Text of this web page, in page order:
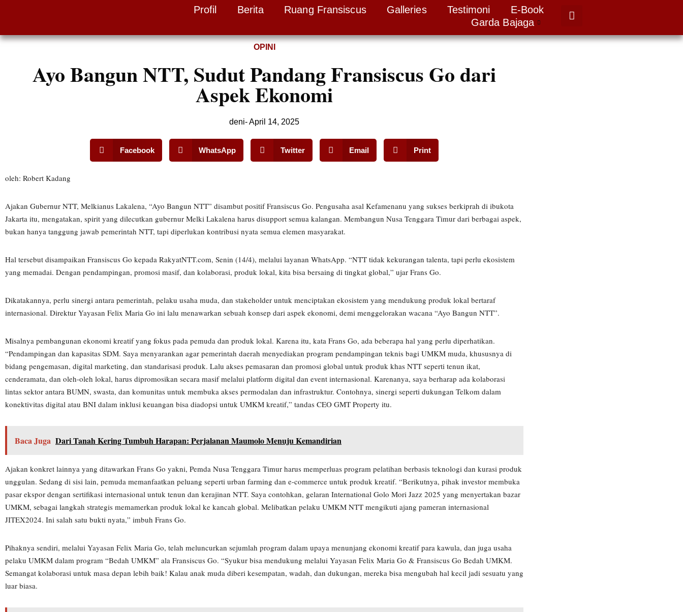
to
Profil Berita Ruang Fransiscus Galleries Testimoni
E-Book
Garda Bajaga
OPINI
Ayo Bangun NTT, Sudut Pandang Fransiscus Go dari
Aspek Ekonomi
deni-April 14, 2025
Facebook WhatsApp Twitter Email Print
oleh: Robert Kadang
Ajakan Gubernur NTT, Melkianus Lakalena, “Ayo Bangun NTT” disambut positif Fransiscus Go. Pengusaha asal Kefamenanu yang sukses berkiprah di ibukota
Jakarta itu, mengatakan, spirit yang dilecutkan gubernur Melki Lakalena harus disupport semua kalangan. Membangun Nusa Tenggara Timur dari berbagai aspek,
bukan hanya tanggung jawab pemerintah NTT, tapi diperlukan kontribusi nyata semua elemen masyarakat.
Hal tersebut disampaikan Fransiscus Go kepada RakyatNTT.com, Senin (14/4), melalui layanan WhatsApp. “NTT tidak kekurangan talenta, tapi perlu ekosistem
yang memadai. Dengan pendampingan, promosi masif, dan kolaborasi, produk lokal, kita bisa bersaing di tingkat global,” ujar Frans Go.
Dikatakannya, perlu sinergi antara pemerintah, pelaku usaha muda, dan stakeholder untuk menciptakan ekosistem yang mendukung produk lokal bertaraf
internasional. Direktur Yayasan Felix Maria Go ini lalu menawarkan sebuah konsep dari aspek ekonomi, demi menggelorakan wacana “Ayo Bangun NTT”.
Misalnya pembangunan ekonomi kreatif yang fokus pada pemuda dan produk lokal. Karena itu, kata Frans Go, ada beberapa hal yang perlu diperhatikan.
“Pendampingan dan kapasitas SDM. Saya menyarankan agar pemerintah daerah menyediakan program pendampingan teknis bagi UMKM muda, khususnya di
bidang pengemasan, digital marketing, dan standarisasi produk. Lalu akses pemasaran dan promosi global untuk produk khas NTT seperti tenun ikat,
cenderamata, dan oleh-oleh lokal, harus dipromosikan secara masif melalui platform digital dan event internasional. Karenanya, saya berharap ada kolaborasi
lintas sektor antara BUMN, swasta, dan komunitas untuk membuka akses permodalan dan infrastruktur. Contohnya, sinergi seperti dukungan Telkom dalam
konektivitas digital atau BNI dalam inklusi keuangan bisa diadopsi untuk UMKM kreatif,” tandas CEO GMT Property itu.
Baca Juga Dari Tanah Kering Tumbuh Harapan: Perjalanan Maumolo Menuju Kemandirian
Ajakan konkret lainnya yang ditawarkan Frans Go yakni, Pemda Nusa Tenggara Timur harus memperluas program pelatihan berbasis teknologi dan kurasi produk
unggulan. Sedang di sisi lain, pemuda memanfaatkan peluang seperti urban farming dan e-commerce untuk produk kreatif. “Berikutnya, pihak investor membuka
pasar ekspor dengan sertifikasi internasional untuk tenun dan kerajinan NTT. Saya contohkan, gelaran International Golo Mori Jazz 2025 yang menyertakan bazar
UMKM, sebagai langkah strategis memamerkan produk lokal ke kancah global. Melibatkan pelaku UMKM NTT mengikuti ajang pameran internasional
JITEX2024. Ini salah satu bukti nyata,” imbuh Frans Go.
Pihaknya sendiri, melalui Yayasan Felix Maria Go, telah meluncurkan sejumlah program dalam upaya menunjang ekonomi kreatif para kawula, dan juga usaha
pelaku UMKM dalam program “Bedah UMKM” ala Fransiscus Go. “Syukur bisa mendukung melalui Yayasan Felix Maria Go & Fransiscus Go Bedah UMKM.
Semangat kolaborasi untuk masa depan lebih baik! Kalau anak muda diberi kesempatan, wadah, dan dukungan, mereka bisa mengubah hal kecil jadi sesuatu yang
luar biasa.